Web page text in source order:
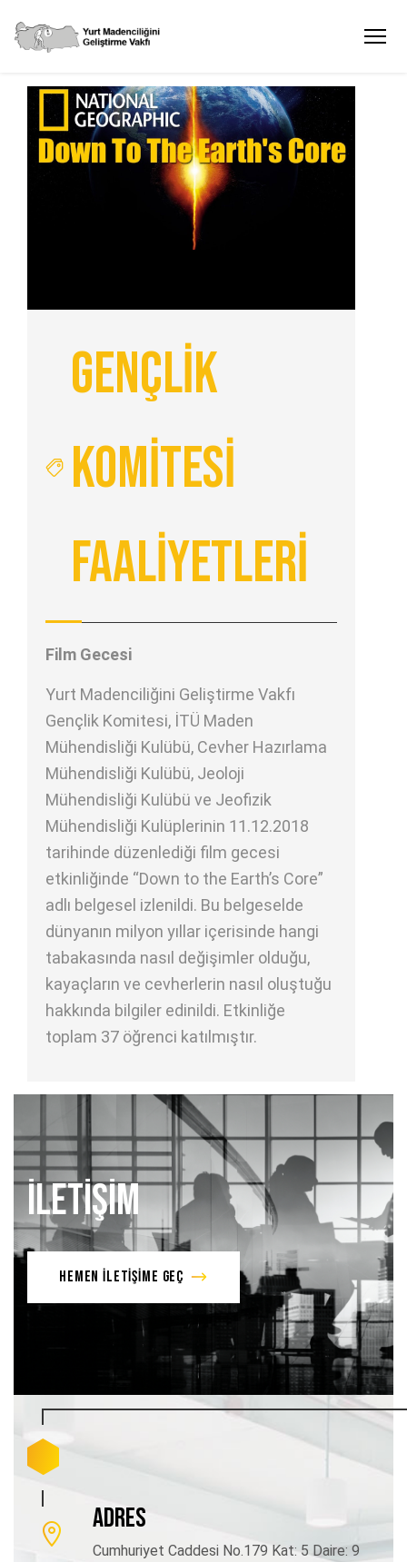
GENÇLİK
KOMİTESİ
FAALİYETLERİ
Film Gecesi
Yurt Madenciliğini Geliştirme Vakfı
Gençlik Komitesi, İTÜ Maden
Mühendisliği Kulübü, Cevher Hazırlama
Mühendisliği Kulübü, Jeoloji
Mühendisliği Kulübü ve Jeofizik
Mühendisliği Kulüplerinin 11.12.2018
tarihinde düzenlediği film gecesi
etkinliğinde “Down to the Earth’s Core”
adlı belgesel izlenildi. Bu belgeselde
dünyanın milyon yıllar içerisinde hangi
tabakasında nasıl değişimler olduğu,
kayaçların ve cevherlerin nasıl oluştuğu
hakkında bilgiler edinildi. Etkinliğe
toplam 37 öğrenci katılmıştır.
İLETİŞİM
HEMEN İLETİŞİME GEÇ
ADRES
Cumhuriyet Caddesi No.179 Kat: 5 Daire: 9